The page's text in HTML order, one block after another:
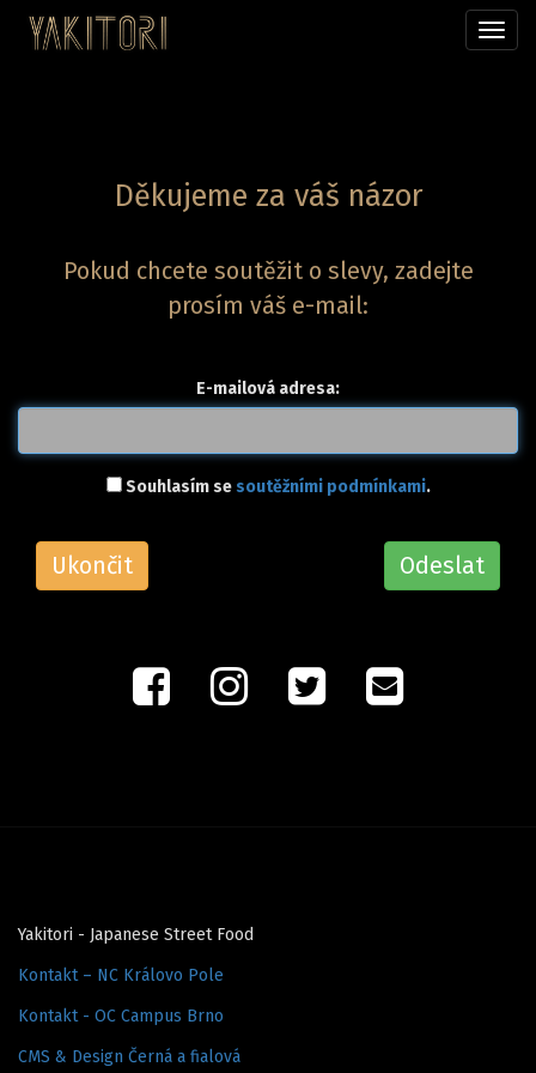
menu
Děkujeme za váš názor
Pokud chcete soutěžit o slevy, zadejte
prosím váš e-mail:
E-mailová adresa:
Souhlasím se soutěžními podmínkami.
Ukončit Odeslat
Yakitori - Japanese Street Food
Kontakt – NC Královo Pole
Kontakt - OC Campus Brno
CMS & Design Černá a fialová